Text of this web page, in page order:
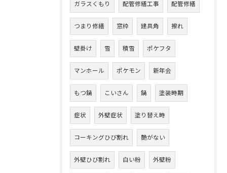
ガラスくもり 配管修繕工事 配管修繕
つまり修繕 窓枠 建具角 擦れ
壁掛け 雪 積雪 ポケフタ
マンホール ポケモン 新年会
もつ鍋 こいさん 鍋 塗装時期
症状 外壁症状 塗り替え時
コーキングひび割れ 艶がない
外壁ひび割れ 白い粉 外壁粉